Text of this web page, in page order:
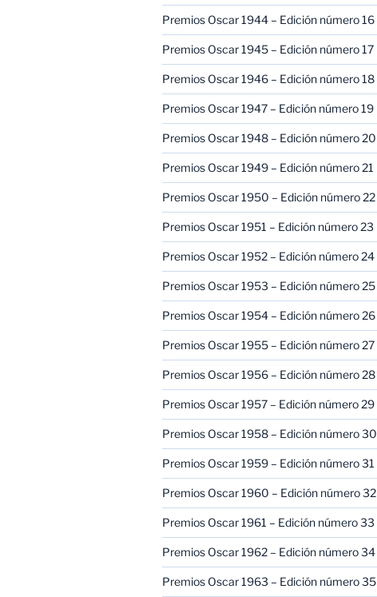
Premios Oscar 1944 – Edición número 16
Premios Oscar 1945 – Edición número 17
Premios Oscar 1946 – Edición número 18
Premios Oscar 1947 – Edición número 19
Premios Oscar 1948 – Edición número 20
Premios Oscar 1949 – Edición número 21
Premios Oscar 1950 – Edición número 22
Premios Oscar 1951 – Edición número 23
Premios Oscar 1952 – Edición número 24
Premios Oscar 1953 – Edición número 25
Premios Oscar 1954 – Edición número 26
Premios Oscar 1955 – Edición número 27
Premios Oscar 1956 – Edición número 28
Premios Oscar 1957 – Edición número 29
Premios Oscar 1958 – Edición número 30
Premios Oscar 1959 – Edición número 31
Premios Oscar 1960 – Edición número 32
Premios Oscar 1961 – Edición número 33
Premios Oscar 1962 – Edición número 34
Premios Oscar 1963 – Edición número 35